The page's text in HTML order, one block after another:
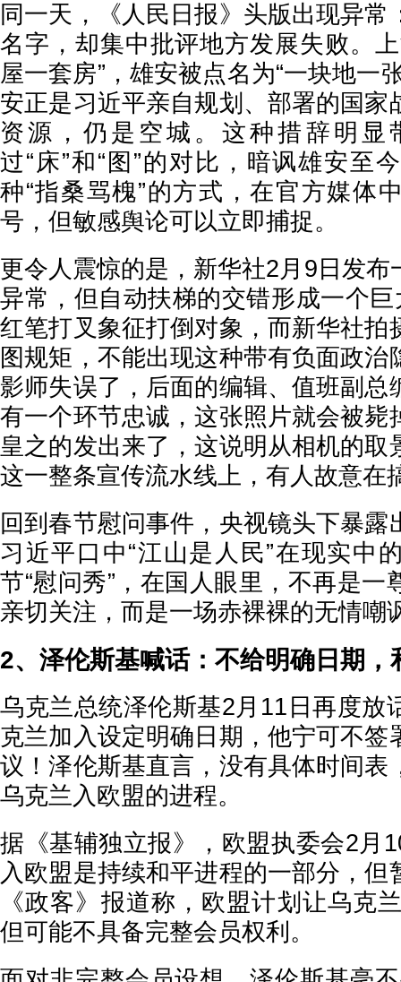
同一天，《人民日报》头版出现异常
名字，却集中批评地方发展失败。
屋一套房”，雄安被点名为“一块地一
安正是习近平亲自规划、部署的国家
资源，仍是空城。这种措辞明显
过“床”和“图”的对比，暗讽雄安至
种“指桑骂槐”的方式，在官方媒体
号，但敏感舆论可以立即捕捉。
更令人震惊的是，新华社2月9日发布
异常，但自动扶梯的交错形成一个
红笔打叉象征打倒对象，而新华社拍
图规矩，不能出现这种带有负面政治
影师失误了，后面的编辑、值班副总
有一个环节忠诚，这张照片就会被毙
皇之的发出来了，这说明从相机的取
这一整条宣传流水线上，有人故意在
回到春节慰问事件，央视镜头下暴露
习近平口中“江山是人民”在现实中
节“慰问秀”，在国人眼里，不再是一
亲切关注，而是一场赤裸裸的无情嘲
2、泽伦斯基喊话：不给明确日期，
乌克兰总统泽伦斯基2月11日再度放
克兰加入设定明确日期，他宁可不签
议！泽伦斯基直言，没有具体时间表
乌克兰入欧盟的进程。
据《基辅独立报》，欧盟执委会2月
入欧盟是持续和平进程的一部分，但
《政客》报道称，欧盟计划让乌克
但可能不具备完整会员权利。